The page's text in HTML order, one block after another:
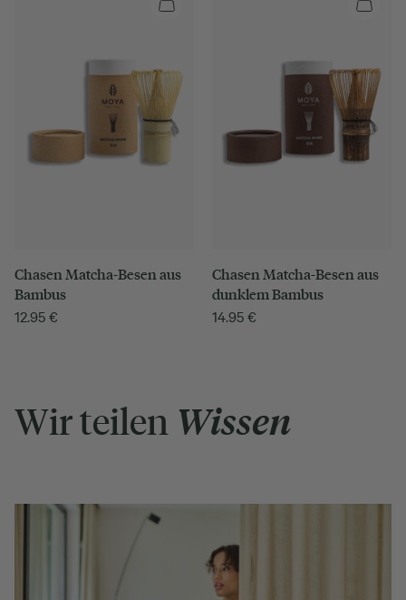
Chasen Matcha-Besen aus
Bambus
12.95€
Chasen Matcha-Besen aus
dunklem Bambus
14.95€
Wir teilen Wissen